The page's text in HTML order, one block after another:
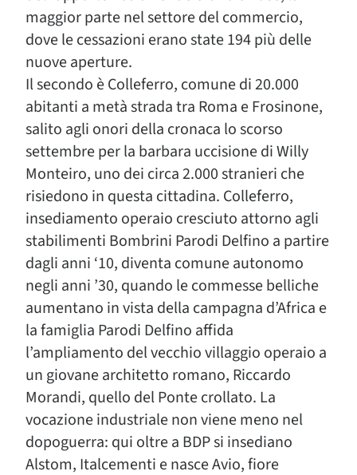
maggior parte nel settore del commercio,
dove le cessazioni erano state 194 più delle
nuove aperture.
Il secondo è Colleferro, comune di 20.000
abitanti a metà strada tra Roma e Frosinone,
salito agli onori della cronaca lo scorso
settembre per la barbara uccisione di Willy
Monteiro, uno dei circa 2.000 stranieri che
risiedono in questa cittadina. Colleferro,
insediamento operaio cresciuto attorno agli
stabilimenti Bombrini Parodi Delfino a partire
dagli anni ‘10, diventa comune autonomo
negli anni ’30, quando le commesse belliche
aumentano in vista della campagna d’Africa e
la famiglia Parodi Delfino affida
l’ampliamento del vecchio villaggio operaio a
un giovane architetto romano, Riccardo
Morandi, quello del Ponte crollato. La
vocazione industriale non viene meno nel
dopoguerra: qui oltre a BDP si insediano
Alstom, Italcementi e nasce Avio, fiore